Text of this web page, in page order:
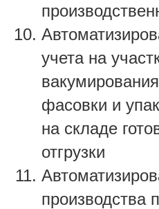
учета на
фасовки и
на складе
отгрузки
производства